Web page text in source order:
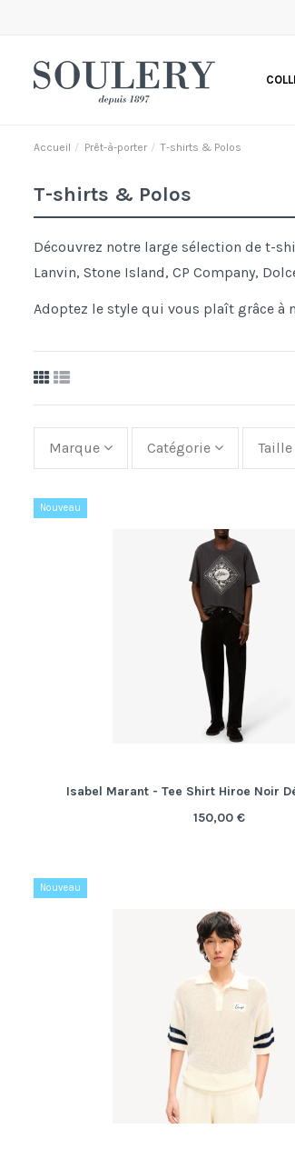
Accueil Prêt-à-porter T-shirts & Polos
T-shirts & Polos
Découvrez notre large sélection de t-
Lanvin, Stone Island, CP Company,
Adoptez le style qui vous plaît grâce
Marque Catégorie Taille
Nouveau
Isabel Marant - Tee Shirt Hiroe Noir
150,00 €
Nouveau